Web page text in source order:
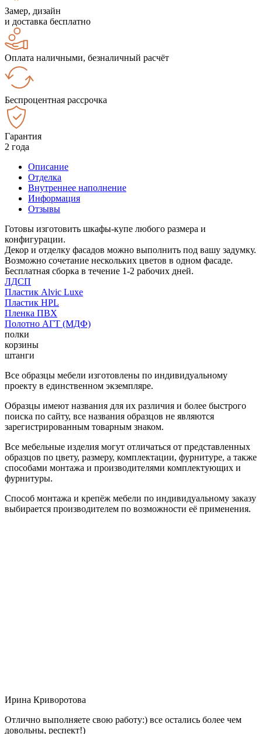
Замер, дизайн
и доставка бесплатно
Оплата наличными, безналичный расчёт
Беспроцентная рассрочка
Гарантия
2 года
Описание
Отделка
Внутреннее наполнение
Информация
Отзывы
Готовы изготовить шкафы-купе любого размера и
конфигурации.
Декор и отделку фасадов можно выполнить под вашу задумку.
Возможно сочетание нескольких цветов в одном фасаде.
Бесплатная сборка в течение 1-2 рабочих дней.
ЛДСП
Пластик Alvic Luxe
Пластик HPL
Пленка ПВХ
Полотно АГТ (МДФ)
полки
корзины
штанги
Все образцы мебели изготовлены по индивидуальному
проекту в единственном экземпляре.
Образцы имеют названия для их различия и более быстрого
поиска по сайту, все названия образцов не являются
зарегистрированным товарным знаком.
Все мебельные изделия могут отличаться от представленных
образцов по цвету, размеру, комплектации, фурнитуре, а также
способами монтажа и производителями комплектующих и
фурнитуры.
Способ монтажа и крепёж мебели по индивидуальному заказу
выбирается производителем по возможности её применения.
Ирина Криворотова
Отлично выполняете свою работу:) все остались более чем
довольны, респект!)